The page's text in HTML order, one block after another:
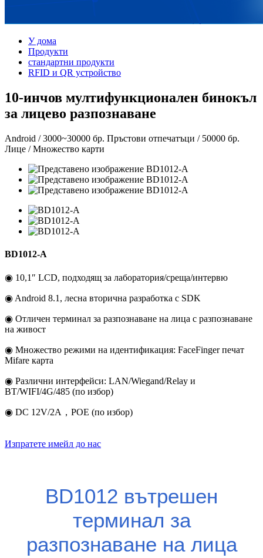
У дома
Продукти
стандартни продукти
RFID и QR устройство
10-инчов мултифункционален бинокъл
за лицево разпознаване
Android / 3000~30000 бр. Пръстови отпечатъци / 50000 бр.
Лице / Множество карти
BD1012-A
◉ 10,1″ LCD, подходящ за лаборатория/среща/интервю
◉ Android 8.1, лесна вторична разработка с SDK
◉ Отличен терминал за разпознаване на лица с разпознаване
на живост
◉ Множество режими на идентификация: FaceFinger печат
Mifare карта
◉ Различни интерфейси: LAN/Wiegand/Relay и
BT/WIFI/4G/485 (по избор)
◉ DC 12V/2A，POE (по избор)
Изпратете имейл до нас
BD1012 вътрешен
терминал за
разпознаване на лица